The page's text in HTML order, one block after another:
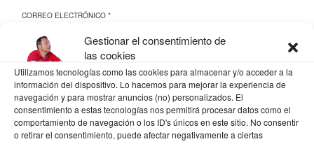
Gestionar el consentimiento de
las cookies
Utilizamos tecnologías como las cookies para almacenar y/o acceder a la
información del dispositivo. Lo hacemos para mejorar la experiencia de
navegación y para mostrar anuncios (no) personalizados. El
consentimiento a estas tecnologías nos permitirá procesar datos como el
comportamiento de navegación o los ID's únicos en este sitio. No consentir
o retirar el consentimiento, puede afectar negativamente a ciertas
CORREO ELECTRÓNICO*
WEB